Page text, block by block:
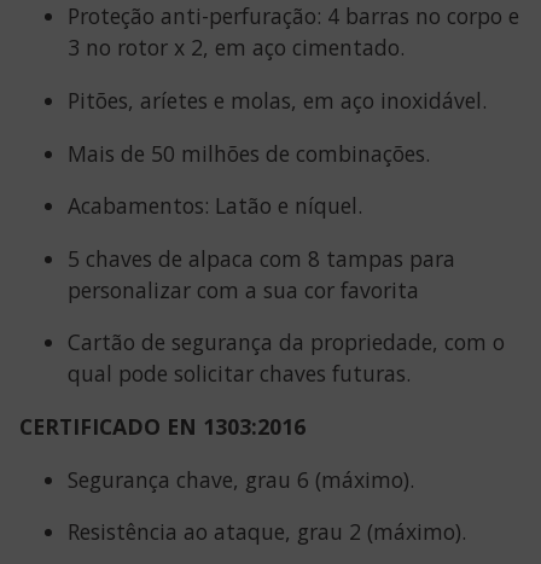
Proteção anti-perfuração: 4 barras no corpo e
3 no rotor x 2, em aço cimentado.
Pitões, aríetes e molas, em aço inoxidável.
Mais de 50 milhões de combinações.
Acabamentos: Latão e níquel.
5 chaves de alpaca com 8 tampas para
personalizar com a sua cor favorita
Cartão de segurança da propriedade, com o
qual pode solicitar chaves futuras.
CERTIFICADO EN 1303:2016
Segurança chave, grau 6 (máximo).
Resistência ao ataque, grau 2 (máximo).